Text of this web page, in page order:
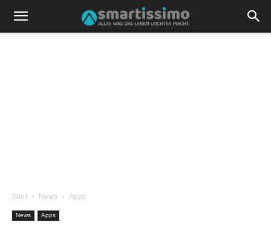
Start News Apps
News Apps